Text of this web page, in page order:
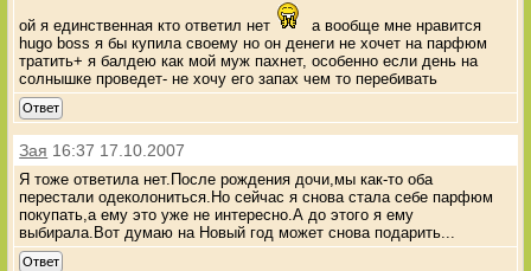
ой я единственная кто ответил нет
а вообще мне нравится
hugo boss я бы купила своему но он денеги не хочет на парфюм
тратить+ я балдею как мой муж пахнет, особенно если день на
солнышке проведет- не хочу его запах чем то перебивать
Ответ
Зая 16:37 17.10.2007
Я тоже ответила нет.После рождения дочи,мы как-то оба
перестали одеколониться.Но сейчас я снова стала себе парфюм
покупать,а ему это уже не интересно.А до этого я ему
выбирала.Вот думаю на Новый год может снова подарить...
Ответ